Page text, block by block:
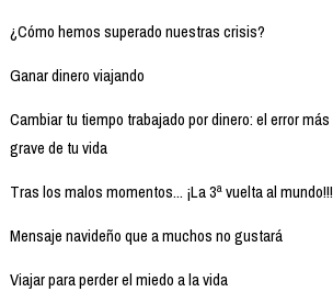
¿Cómo hemos superado nuestras crisis?
Ganar dinero viajando
Cambiar tu tiempo trabajado por dinero: el error más
grave de tu vida
Tras los malos momentos... ¡La 3ª vuelta al mundo!!!
Mensaje navideño que a muchos no gustará
Viajar para perder el miedo a la vida